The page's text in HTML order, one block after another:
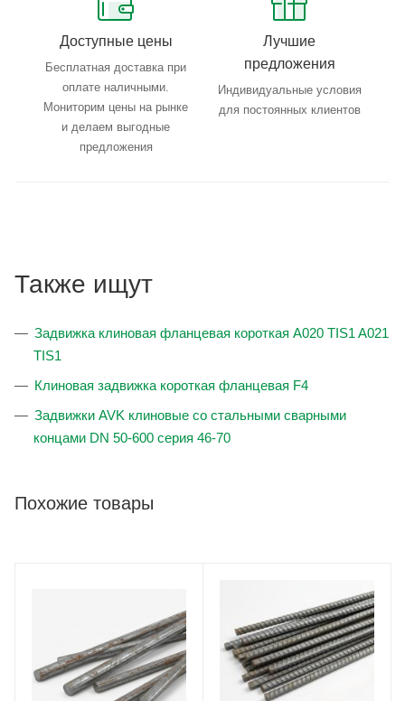
Доступные цены
Бесплатная доставка при
оплате наличными.
Мониторим цены на рынке
и делаем выгодные
предложения
Лучшие
предложения
Индивидуальные условия
для постоянных клиентов
Также ищут
Задвижка клиновая фланцевая короткая A020 TIS1 A021
TIS1
Клиновая задвижка короткая фланцевая F4
Задвижки AVK клиновые со стальными сварными
концами DN 50-600 серия 46-70
Похожие товары